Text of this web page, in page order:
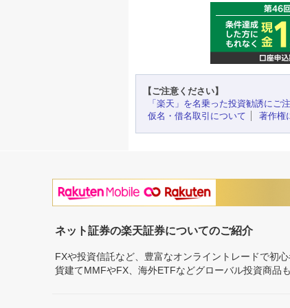
【ご注意ください】
「楽天」を名乗った投資勧誘にご
仮名・借名取引について
著作権
ネット証券の楽天証券についてのご紹介
FXや投資信託など、豊富なオンライントレードで初
貨建てMMFやFX、海外ETFなどグローバル投資商品